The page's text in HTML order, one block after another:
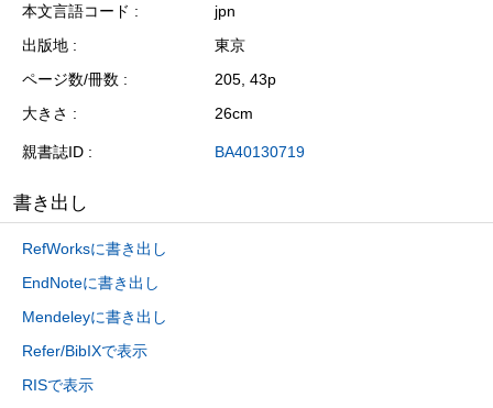
本文言語コード
jpn
出版地
東京
ページ数/冊数
205, 43p
大きさ
26cm
親書誌ID BA40130719
書き出し
RefWorksに書き出し
EndNoteに書き出し
Mendeleyに書き出し
Refer/BibIXで表示
RISで表示